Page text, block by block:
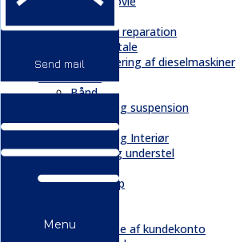
Send mail
Menu
Service & reparation
Serviceaftale
Elektrificering af dieselmaskiner
Bånd
Chassis og suspension
Hydraulik
Kabiner og Interiør
Kæder og understel
Quickshop
Oprettelse af kundekonto